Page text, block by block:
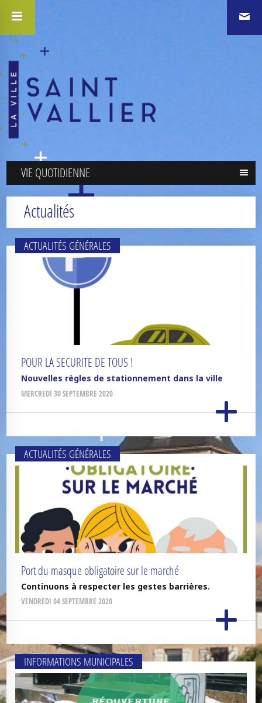
VIE QUOTIDIENNE
Actualités
ACTUALITÉS GÉNÉRALES
POUR LA SECURITE DE TOUS !
Nouvelles règles de stationnement dans la ville
MERCREDI 30 SEPTEMBRE 2020
ACTUALITÉS GÉNÉRALES
Port du masque obligatoire sur le marché
Continuons à respecter les gestes barrières.
VENDREDI 04 SEPTEMBRE 2020
INFORMATIONS MUNICIPALES